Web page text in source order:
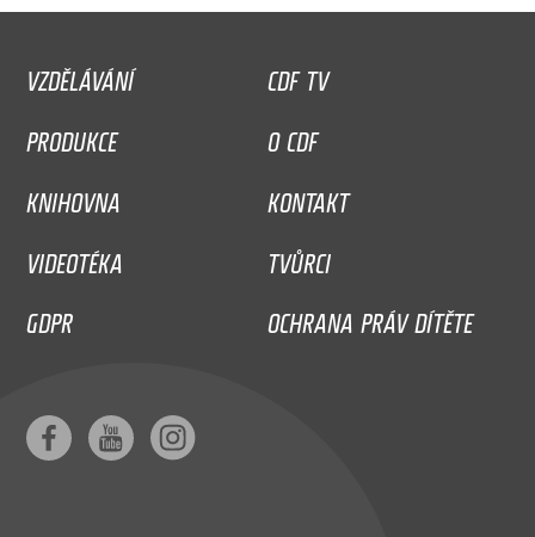
VZDĚLÁVÁNÍ
CDF TV
PRODUKCE
O CDF
KNIHOVNA
KONTAKT
VIDEOTÉKA
TVŮRCI
GDPR
OCHRANA PRÁV DÍTĚTE